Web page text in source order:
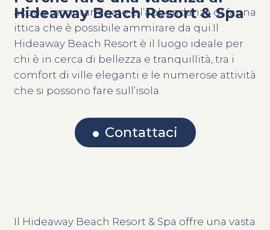
Hideaway Beach Resort & Spa
acque incontaminate e l’abbondanza di fauna
ittica che è possibile ammirare da qui.Il
Hideaway Beach Resort è il luogo ideale per
chi è in cerca di bellezza e tranquillità, tra i
comfort di ville eleganti e le numerose attività
che si possono fare sull’isola.
Contattaci
Il Hideaway Beach Resort & Spa offre una vasta